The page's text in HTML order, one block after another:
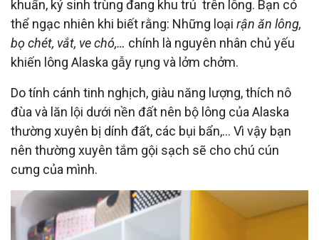
khuẩn, ký sinh trùng đang khu trú trên lông. Bạn có
thể ngạc nhiên khi biết rằng: Những loại rận ăn lông,
bọ chét, vắt, ve chó,… chính là nguyên nhân chủ yếu
khiến lông Alaska gẫy rụng và lởm chởm.
Do tính cánh tinh nghịch, giàu năng lượng, thích nô
đùa và lăn lội dưới nền đất nên bộ lông của Alaska
thường xuyên bị dính đất, các bụi bẩn,... Vì vậy bạn
nên thường xuyên tắm gội sạch sẽ cho chú cún
cưng của mình.